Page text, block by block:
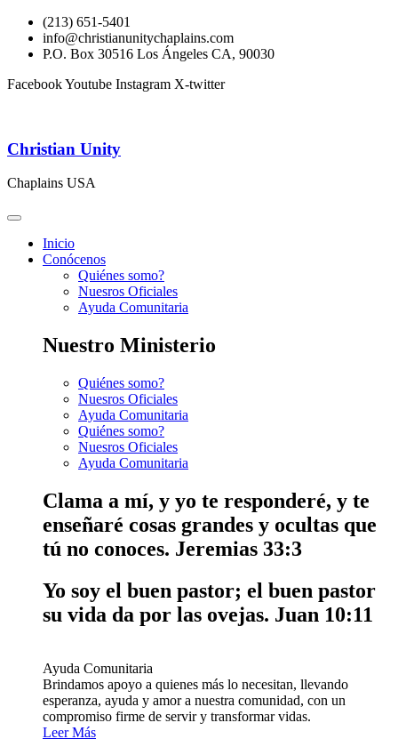
(213) 651-5401
info@christianunitychaplains.com
P.O. Box 30516 Los Ángeles CA, 90030
FacebookYoutube Instagram X-twitter
Christian Unity
Chaplains USA
Inicio
Conócenos
Quiénes somo?
Nuesros Oficiales
Ayuda Comunitaria
Nuestro Ministerio
Quiénes somo?
Nuesros Oficiales
Ayuda Comunitaria
Quiénes somo?
Nuesros Oficiales
Ayuda Comunitaria
Clama a mí, y yo te responderé, y te
enseñaré cosas grandes y ocultas que
tú no conoces. Jeremias 33:3
Yo soy el buen pastor; el buen pastor
su vida da por las ovejas. Juan 10:11
Ayuda Comunitaria
Brindamos apoyo a quienes más lo necesitan, llevando
esperanza, ayuda y amor a nuestra comunidad, con un
compromiso firme de servir y transformar vidas.
Leer Más